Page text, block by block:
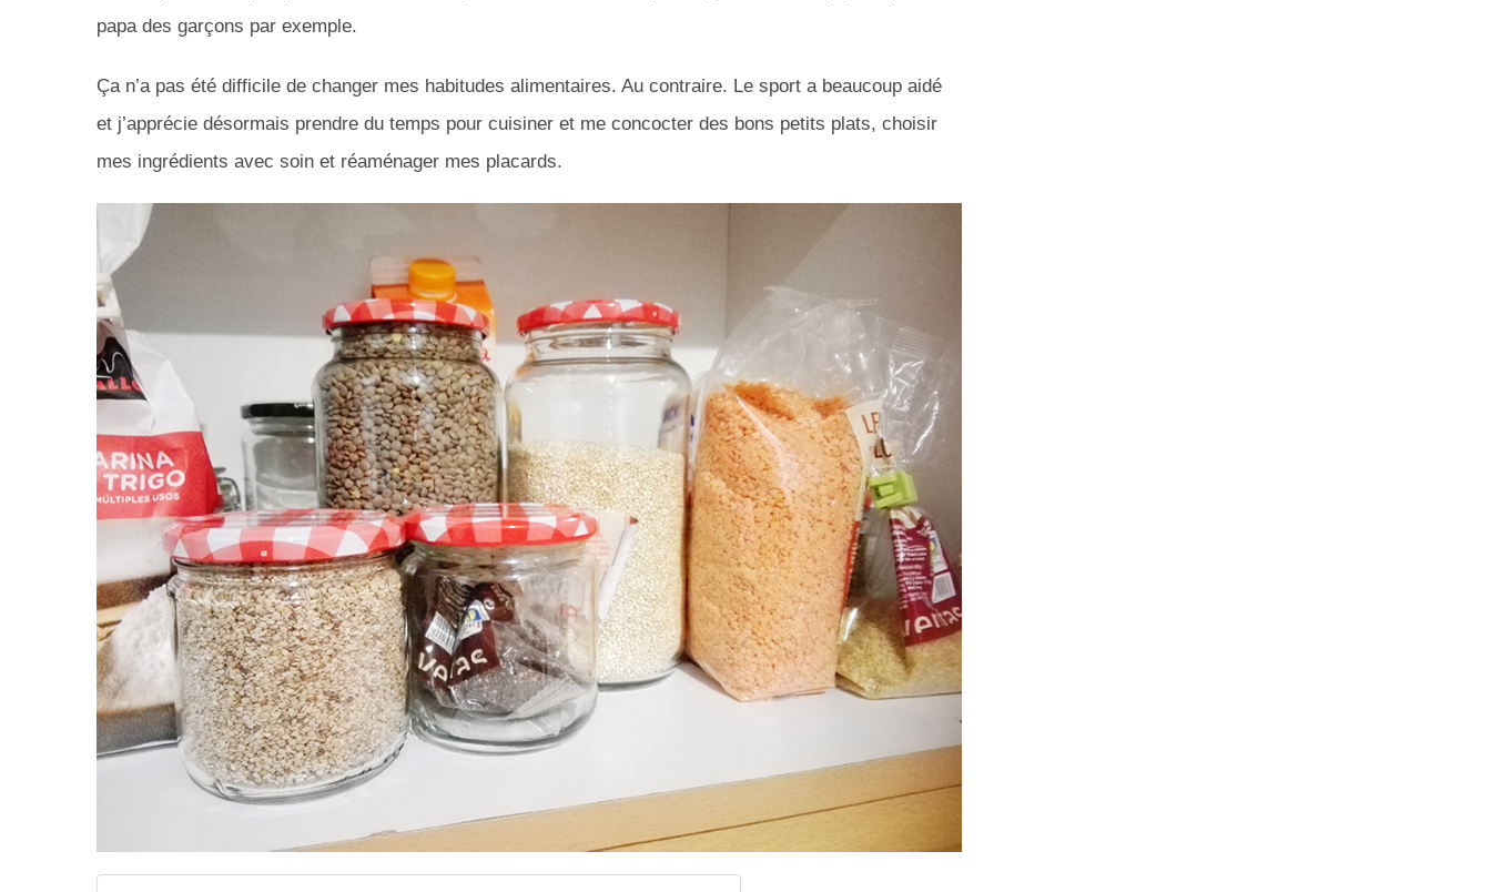
papa des garçons par exemple.
Ça n’a pas été difficile de changer mes habitudes alimentaires. Au contraire. Le sport a beaucoup aidé
et j’apprécie désormais prendre du temps pour cuisiner et me concocter des bons petits plats, choisir
mes ingrédients avec soin et réaménager mes placards.